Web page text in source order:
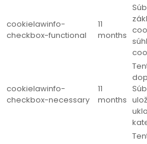
cookielawinfo-
checkbox-functional
11
months
cookielawinfo-
checkbox-necessary
11
months